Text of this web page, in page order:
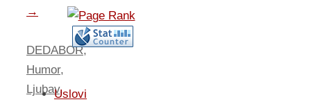
→
DEDABOR,
Humor,
Ljubav,
Uslovi